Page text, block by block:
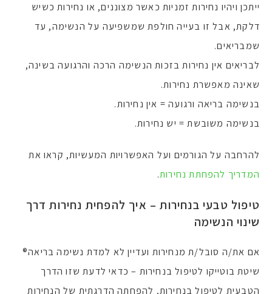
ייתכן ויהיו נחירות זמניות כאשר מצוננים, או נחירות כשיש
דלקת, אבל זו בעייה חולפת שמשפיעה על הנשימה, עד
שמבריאים.
לבריאים אין נחירות בזכות הנשימה הרכה והרגועה בשינה,
שאינה מאפשרת נחירות.
בנשימה בריאה ורגועה = אין נחירות.
בנשימה משובשת = יש נחירות.
להרחבה על הגורמים ועל האפשרויות המעשיות, קראו את
המדריך להפחתת נחירות.
טיפול טבעי בנחירות – איך להפחית נחירות דרך
שינוי הנשימה
אם את/ה סובל/ת מנחירות ועדיין לא למדת נשימה בריאה®
שיטת בוטייקו לטיפול בנחירות – כדאי לדעת שזו הדרך
הטבעית לטיפול בנחירות, להפחתה הדרגתית של הנחירות